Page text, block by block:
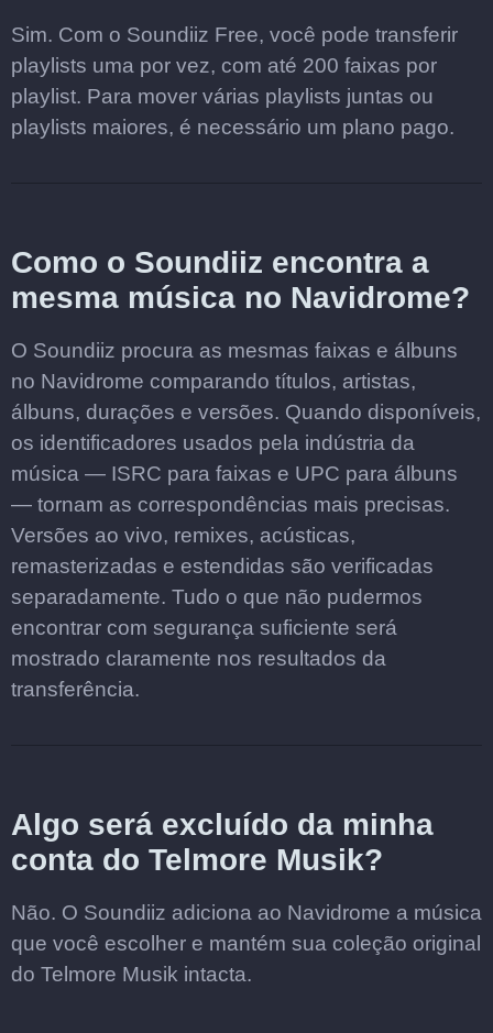
Sim. Com o Soundiiz Free, você pode transferir
playlists uma por vez, com até 200 faixas por
playlist. Para mover várias playlists juntas ou
playlists maiores, é necessário um plano pago.
Como o Soundiiz encontra a
mesma música no Navidrome?
O Soundiiz procura as mesmas faixas e álbuns
no Navidrome comparando títulos, artistas,
álbuns, durações e versões. Quando disponíveis,
os identificadores usados pela indústria da
música — ISRC para faixas e UPC para álbuns
— tornam as correspondências mais precisas.
Versões ao vivo, remixes, acústicas,
remasterizadas e estendidas são verificadas
separadamente. Tudo o que não pudermos
encontrar com segurança suficiente será
mostrado claramente nos resultados da
transferência.
Algo será excluído da minha
conta do Telmore Musik?
Não. O Soundiiz adiciona ao Navidrome a música
que você escolher e mantém sua coleção original
do Telmore Musik intacta.